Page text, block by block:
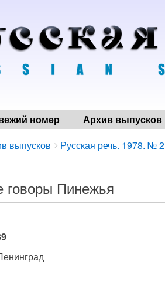
номер Архив выпусков
выпусков Русская речь. 1978. № 2
говоры Пинежья